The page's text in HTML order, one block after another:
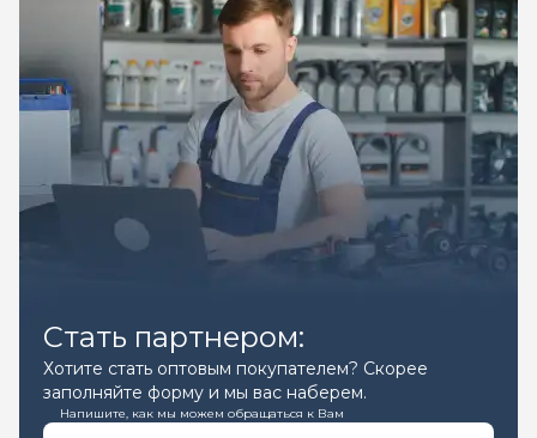
Стать партнером:
Хотите стать оптовым покупателем? Скорее
заполняйте форму и мы вас наберем.
Напишите, как мы можем обращаться к Вам